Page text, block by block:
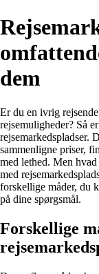
dem
Er du en ivrig
rejsemuligheder? Så
rejsemarkedspladser.
sammenligne priser,
med lethed. Men
med
forskellige måder, du
på dine spørgsmål.
Forskellige